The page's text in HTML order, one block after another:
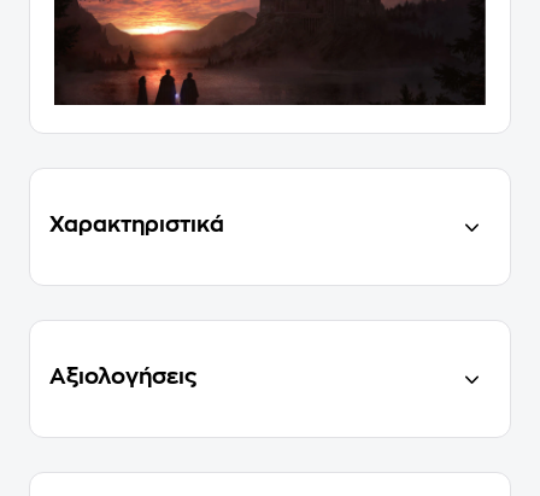
Χαρακτηριστικά
Αξιολογήσεις